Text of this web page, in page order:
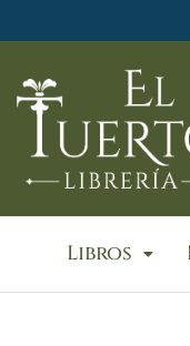
al
Libros